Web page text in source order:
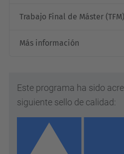
Trabajo Final de Máster (TFM)
Más información
Este programa ha sido
siguiente sello de calidad: